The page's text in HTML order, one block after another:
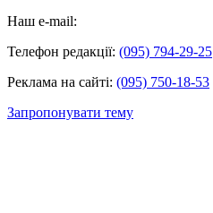
Наш e-mail:
Телефон редакції: (095) 794-29-25
Реклама на сайті: (095) 750-18-53
Запропонувати тему